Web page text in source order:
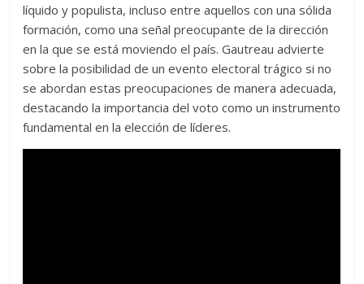
líquido y populista, incluso entre aquellos con una sólida
formación, como una señal preocupante de la dirección
en la que se está moviendo el país. Gautreau advierte
sobre la posibilidad de un evento electoral trágico si no
se abordan estas preocupaciones de manera adecuada,
destacando la importancia del voto como un instrumento
fundamental en la elección de líderes.